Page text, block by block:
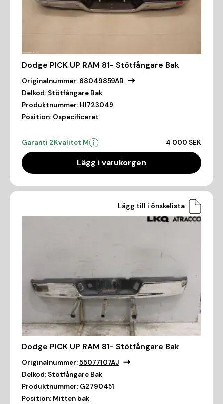
Dodge PICK UP RAM 81- Stötfångare Bak
Originalnummer: 68049859AB
Delkod: Stötfångare Bak
Produktnummer: HI723049
Position: Ospecificerat
Garanti 2Kvalitet M 4 000 SEK
Lägg i varukorgen
Lägg till i önskelista
Dodge PICK UP RAM 81- Stötfångare Bak
Originalnummer:55077107AJ
Delkod: Stötfångare Bak
Produktnummer: G2790451
Position: Mitten bak